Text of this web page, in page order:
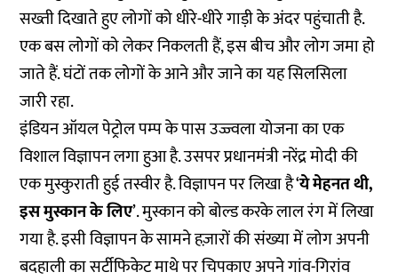
सख्ती दिखाते हुए लोगों को धीरे-धीरे गाड़ी के अंदर पहुंचाती है.
एक बस लोगों को लेकर निकलती हैं, इस बीच और लोग जमा हो
जाते हैं. घंटों तक लोगों के आने और जाने का यह सिलसिला
जारी रहा.
इंडियन ऑयल पेट्रोल पम्प के पास उज्ज्वला योजना का एक
विशाल विज्ञापन लगा हुआ है. उसपर प्रधानमंत्री नरेंद्र मोदी की
एक मुस्कुराती हुई तस्वीर है. विज्ञापन पर लिखा है ‘ये मेहनत थी,
इस मुस्कान के लिए’. मुस्कान को बोल्ड करके लाल रंग में लिखा
गया है. इसी विज्ञापन के सामने हज़ारों की संख्या में लोग अपनी
बदहाली का सर्टीफिकेट माथे पर चिपकाए अपने गांव-गिरांव